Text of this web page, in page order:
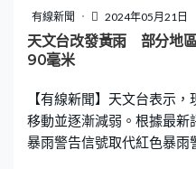
有線新聞 2024年05月21日
天文台改發黃雨 部分地
90毫米
【有線新聞】天文台表示
移動並逐漸減弱。根據最
暴雨警告信號取代紅色暴雨